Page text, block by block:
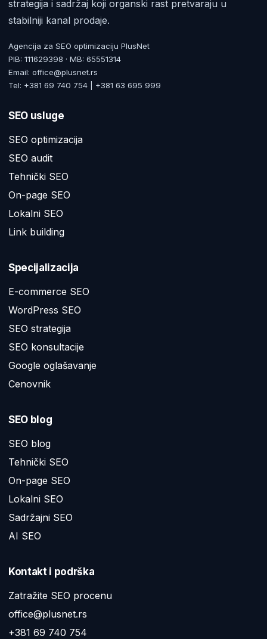
strategija i sadržaj koji organski rast pretvaraju u
stabilniji kanal prodaje.
Agencija za SEO optimizaciju PlusNet
PIB: 111629398 · MB: 65551314
Email: office@plusnet.rs
Tel: +381 69 740 754 | +381 63 695 999
SEO usluge
SEO optimizacija
SEO audit
Tehnički SEO
On-page SEO
Lokalni SEO
Link building
Specijalizacija
E-commerce SEO
WordPress SEO
SEO strategija
SEO konsultacije
Google oglašavanje
Cenovnik
SEO blog
SEO blog
Tehnički SEO
On-page SEO
Lokalni SEO
Sadržajni SEO
AI SEO
Kontakt i podrška
Zatražite SEO procenu
office@plusnet.rs
+381 69 740 754